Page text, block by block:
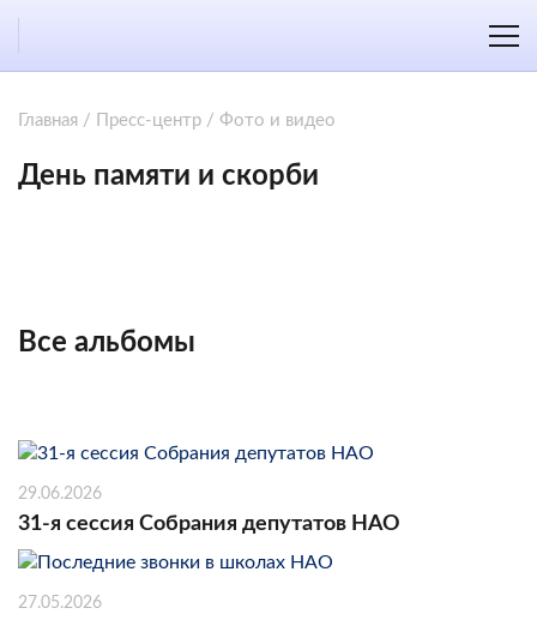
Главная / Пресс-центр / Фото и видео
День памяти и скорби
Все альбомы
29.06.2026
31-я сессия Собрания депутатов НАО
27.05.2026